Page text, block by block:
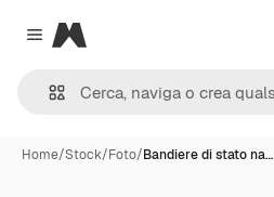
Close menu
Magnific
Home/Stock/Foto/Bandiere di stato na…